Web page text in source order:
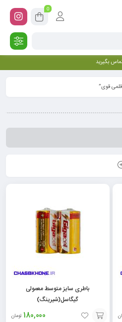
0
قوی”
باطری سایز متوسط معمولی
گیگاسل(شیرینگ)
180,000 تومان